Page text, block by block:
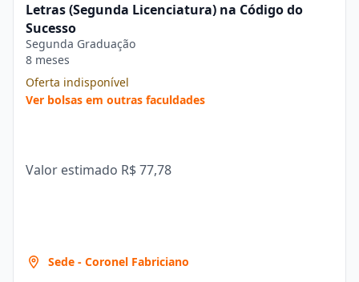
Letras (Segunda Licenciatura) na Código do
Sucesso
Segunda Graduação
8 meses
Oferta indisponível
Ver bolsas em outras faculdades
Valor estimado R$ 77,78
Sede - Coronel Fabriciano